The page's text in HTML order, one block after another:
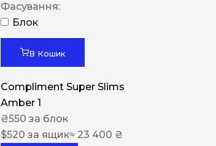
Фасування:
Блок
В Кошик
Compliment Super Slims
Amber 1
₴550 за блок
$520 за ящик≈ 23 400 ₴